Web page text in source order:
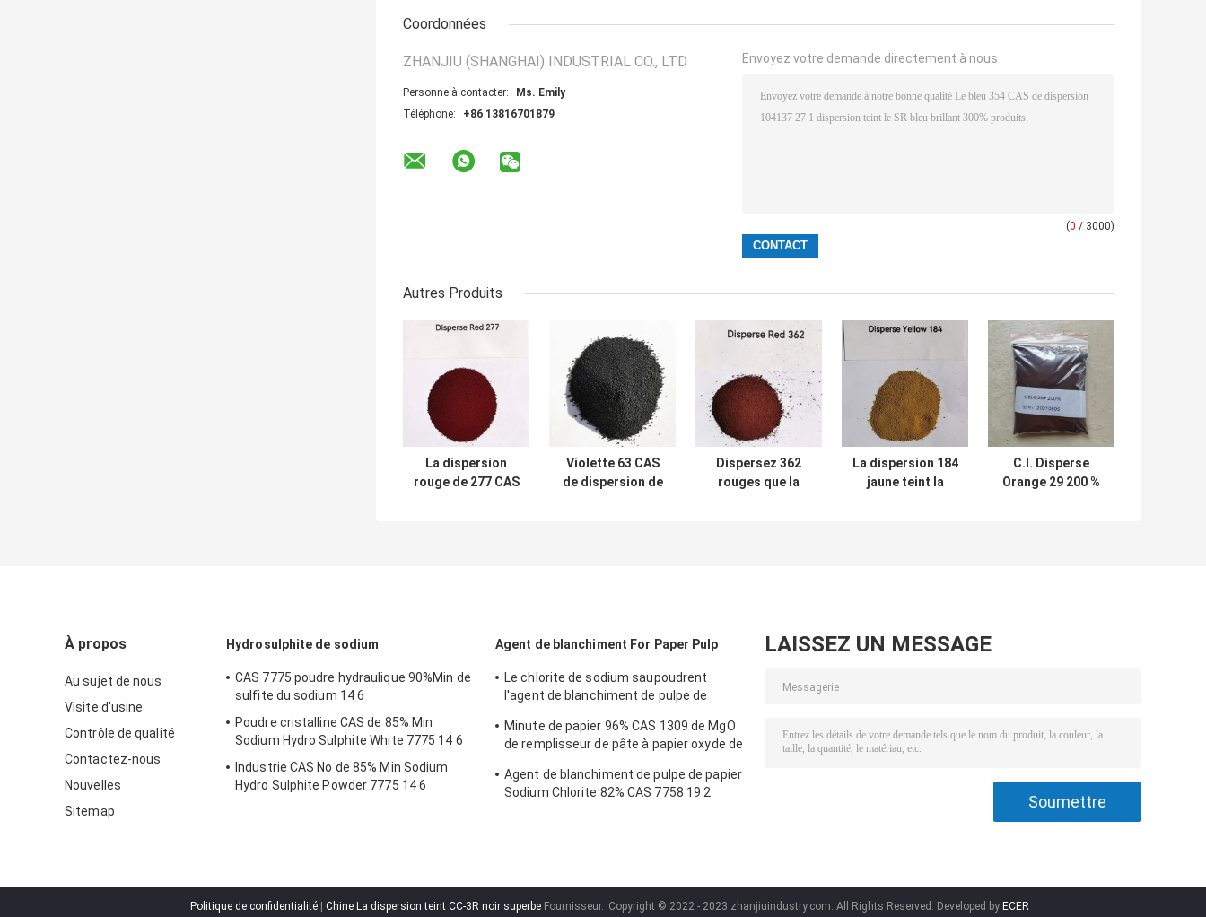
Coordonnées
ZHANJIU (SHANGHAI) INDUSTRIAL CO., LTD
Personne à contacter:
Ms. Emily
Téléphone:
+86 13816701879
Envoyez votre demande directement à nous
(0 / 3000)
Autres Produits
La dispersion
rouge de 277 CAS
Violette 63 CAS
de dispersion de
Dispersez 362
rouges que la
La dispersion 184
jaune teint la
C.I. Disperse
Orange 29 200 %
À propos
Au sujet de nous
Visite d'usine
Contrôle de qualité
Contactez-nous
Nouvelles
Sitemap
Hydrosulphite de sodium
CAS 7775 poudre hydraulique 90%Min de
sulfite du sodium 14 6
Poudre cristalline CAS de 85% Min
Sodium Hydro Sulphite White 7775 14 6
Industrie CAS No de 85% Min Sodium
Hydro Sulphite Powder 7775 14 6
Agent de blanchiment For Paper Pulp
Le chlorite de sodium saupoudrent
l'agent de blanchiment de pulpe de
Minute de papier 96% CAS 1309 de MgO
de remplisseur de pâte à papier oxyde de
Agent de blanchiment de pulpe de papier
Sodium Chlorite 82% CAS 7758 19 2
LAISSEZ UN MESSAGE
Politique de confidentialité | Chine La dispersion teint CC-3R noir superbe Fournisseur. Copyright © 2022 - 2023 zhanjiuindustry.com. All Rights Reserved. Developed by ECER